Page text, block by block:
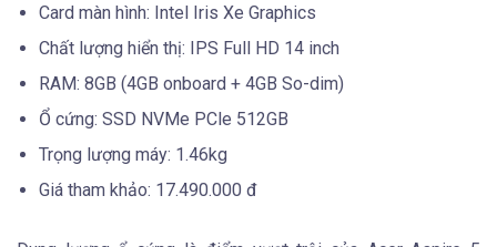
Card màn hình: Intel Iris Xe Graphics
Chất lượng hiển thị: IPS Full HD 14 inch
RAM: 8GB (4GB onboard + 4GB So-dim)
Ổ cứng: SSD NVMe PCle 512GB
Trọng lượng máy: 1.46kg
Giá tham khảo: 17.490.000 đ